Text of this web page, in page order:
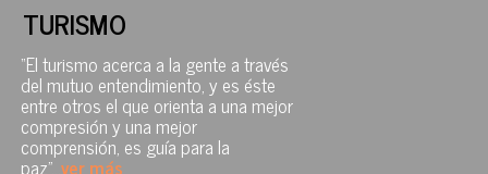
TURISMO
“El turismo acerca a la gente a través
del mutuo entendimiento, y es éste
entre otros el que orienta a una mejor
compresión y una mejor
comprensión, es guía para la
paz”...ver más